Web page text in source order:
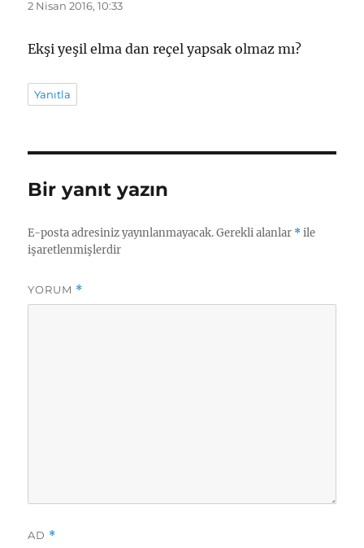
2 Nisan 2016, 10:33
Ekşi yeşil elma dan reçel yapsak olmaz mı?
Yanıtla
Bir yanıt yazın
E-posta adresiniz yayınlanmayacak. Gerekli alanlar *ile
işaretlenmişlerdir
YORUM *
AD *